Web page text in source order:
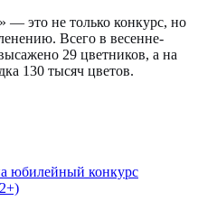
это не только конкурс, но
Всего в весенне-
29 цветников, а на
130 тысяч цветов.